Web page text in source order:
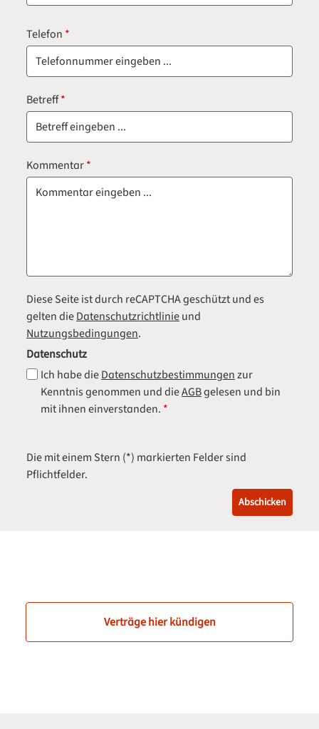
Telefon *
Betreff*
Kommentar*
Diese Seite ist durch reCAPTCHA geschützt und es
gelten dieDatenschutzrichtlinieund
Nutzungsbedingungen.
Datenschutz
Ich habe dieDatenschutzbestimmungenzur
Kenntnis genommen und dieAGBgelesen und bin
mit ihnen einverstanden. *
Die mit einem Stern (*) markierten Felder sind
Pflichtfelder.
Abschicken
Verträge hier kündigen